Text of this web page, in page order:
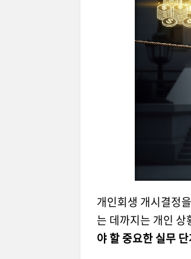
개인회생 개시결정
는 데까지는 개인
야 할 중요한 실무